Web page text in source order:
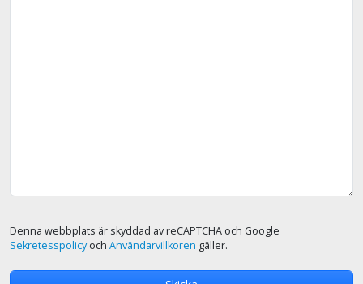
Denna webbplats är skyddad av reCAPTCHA och Google
Sekretesspolicyoch Användarvillkoren gäller.